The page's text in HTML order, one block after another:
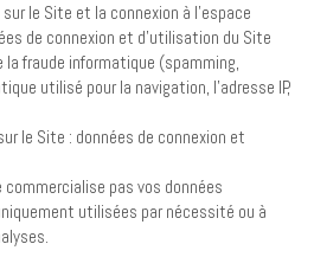
le Site et la connexion à l'espace
de connexion et d’utilisation du Site
fraude informatique (spamming,
utilisé pour la navigation, l’adresse IP,
le Site : données de connexion et
pas vos données
utilisées par nécessité ou à